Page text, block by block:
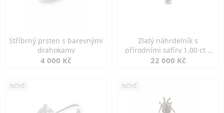
Stříbrný prsten s barevnými
drahokamy
4 000 Kč
Zlatý náhrdelník s
přírodními safíry 1,00 ct a
diamanty
22 000 Kč
NOVÉ NOVÉ